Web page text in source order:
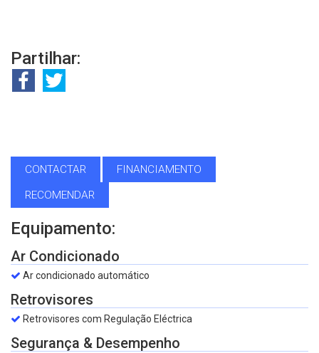
Partilhar:
CONTACTAR
FINANCIAMENTO
RECOMENDAR
Equipamento:
Ar Condicionado
Ar condicionado automático
Retrovisores
Retrovisores com Regulação Eléctrica
Segurança & Desempenho